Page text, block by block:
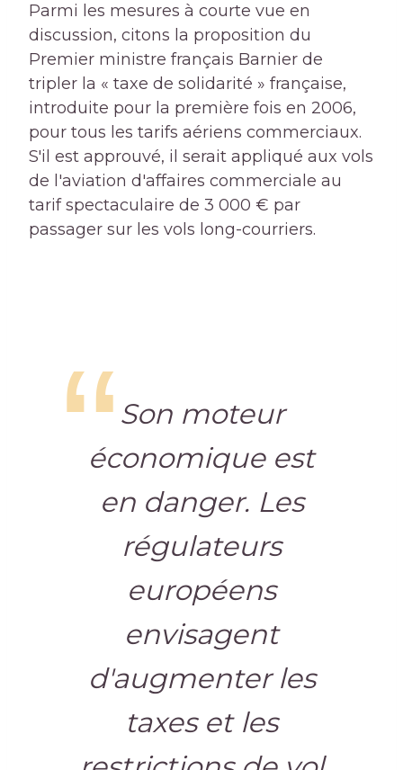
Parmi les mesures à courte vue en
discussion, citons la proposition du
Premier ministre français Barnier de
tripler la « taxe de solidarité » française,
introduite pour la première fois en 2006,
pour tous les tarifs aériens commerciaux.
S'il est approuvé, il serait appliqué aux vols
de l'aviation d'affaires commerciale au
tarif spectaculaire de 3 000 € par
passager sur les vols long-courriers.
Son moteur
économique est
en danger. Les
régulateurs
européens
envisagent
d'augmenter les
taxes et les